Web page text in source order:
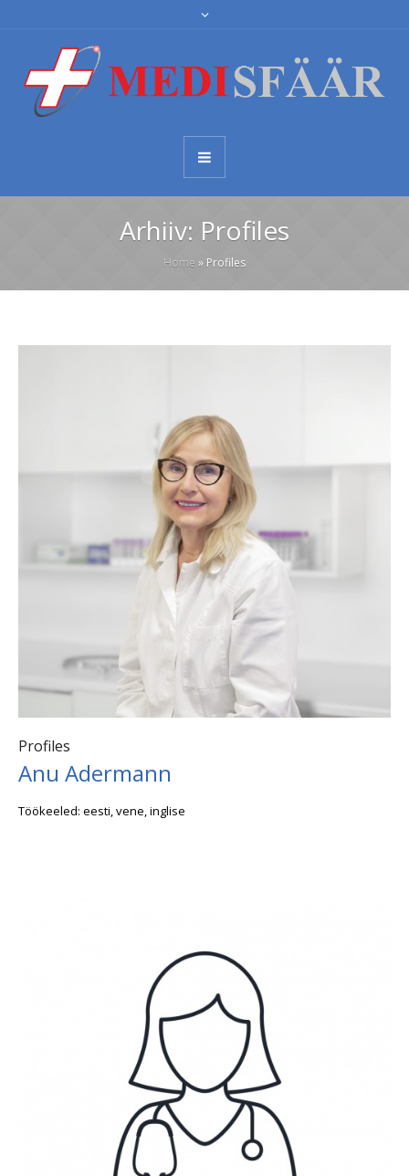
Arhiiv: Profiles
Home » Profiles
Profiles
Anu Adermann
Töökeeled: eesti, vene, inglise